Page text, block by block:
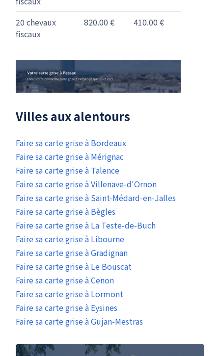
20 chevaux
fiscaux
820.00 € 410.00 €
Villes aux alentours
Faire sa carte grise à Bordeaux
Faire sa carte grise à Mérignac
Faire sa carte grise à Talence
Faire sa carte grise à Villenave-d'Ornon
Faire sa carte grise à Saint-Médard-en-Jalles
Faire sa carte grise à Bègles
Faire sa carte grise à La Teste-de-Buch
Faire sa carte grise à Libourne
Faire sa carte grise à Gradignan
Faire sa carte grise à Le Bouscat
Faire sa carte grise à Cenon
Faire sa carte grise à Lormont
Faire sa carte grise à Eysines
Faire sa carte grise à Gujan-Mestras